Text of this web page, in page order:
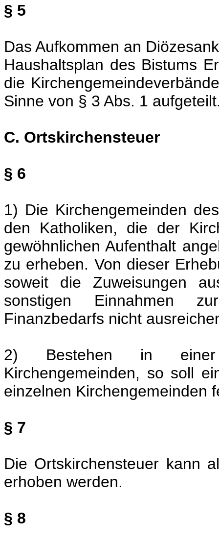
§ 5
Das Aufkommen an
Haushaltsplan des Bistums
die
Sinne von § 3 Abs. 1
C. Ortskirchensteuer
§ 6
1) Die Kirchengemeinden
den Katholiken, die der
gewöhnlichen Aufenthalt
zu erheben. Von dieser
soweit die Zuweisungen
sonstigen Einnahmen
Finanzbedarfs nicht
2) Bestehen in einer
Kirchengemeinden, so soll
einzelnen Kirchengemeinden
§ 7
Die Ortskirchensteuer kann
erhoben werden.
§ 8